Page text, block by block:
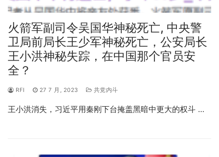
火箭军副司令吴国华神秘死亡, 中央警
卫局前局长王少军神秘死亡，公安局长
王小洪神秘失踪，在中国那个官员安
全？
RFI 27 7 月, 2023 共党内斗
王小洪消失，习近平用秦刚下台掩盖黑暗中更大的权斗 …